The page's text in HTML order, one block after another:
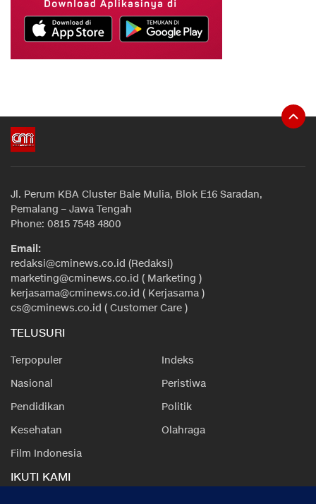
Jl. Perum KBA Cluster Bale Mulia, Blok E16 Saradan,
Pemalang – Jawa Tengah
Phone: 0815 7548 4800
Email:
redaksi@cminews.co.id (Redaksi)
marketing@cminews.co.id ( Marketing )
kerjasama@cminews.co.id ( Kerjasama )
cs@cminews.co.id ( Customer Care )
TELUSURI
Terpopuler
Indeks
Nasional
Peristiwa
Pendidikan
Politik
Kesehatan
Olahraga
Film Indonesia
IKUTI KAMI